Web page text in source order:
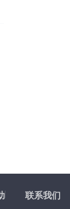
联系我们